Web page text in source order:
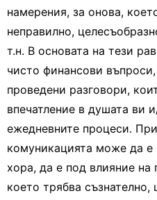
намерения, за онова,
неправилно,
т.н. В основата на тези
чисто финансови
проведени разговори,
впечатление в душата ви
ежедневните процеси.
комуникацията може да е
хора, да е под влияние
което трябва съзнателно,